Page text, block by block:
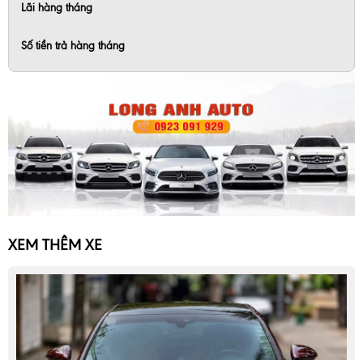
Lãi hàng tháng
Số tiền trả hàng tháng
XEM THÊM XE